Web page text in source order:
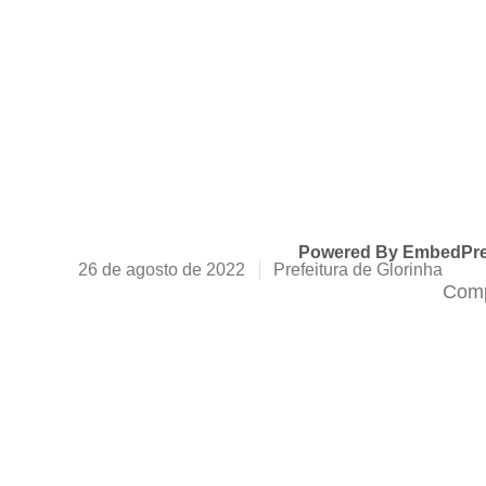
Powered By
26 de agosto de 2022
Prefeitura de Glorinha